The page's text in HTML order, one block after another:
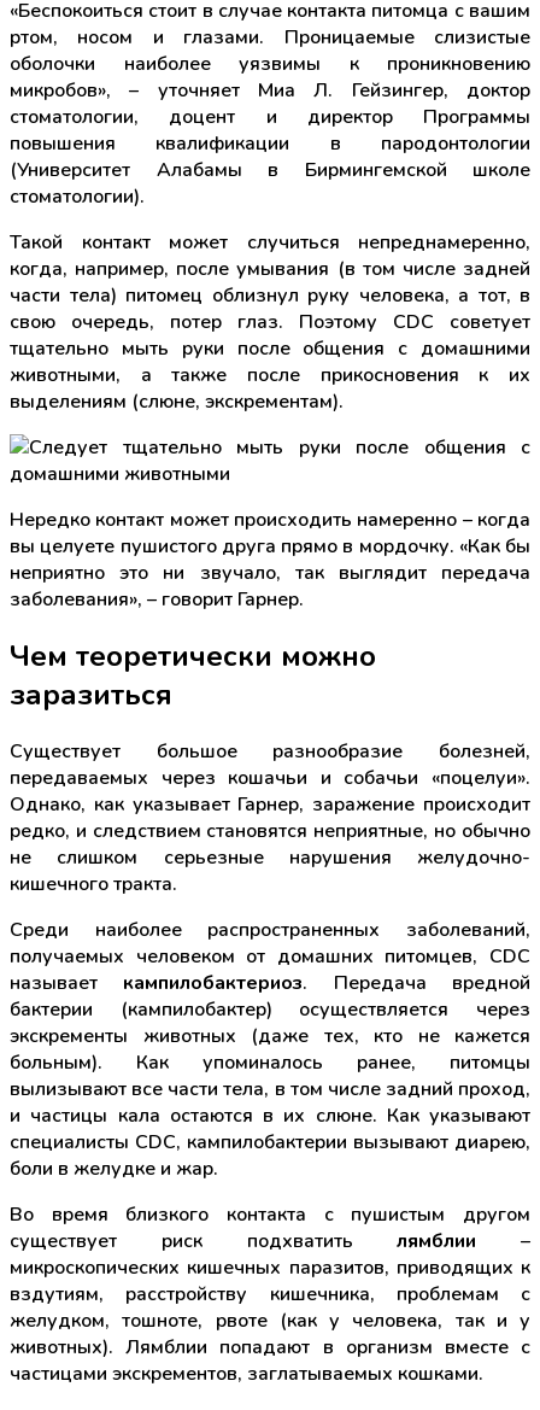
«Беспокоиться стоит в случае контакта питомца с вашим
ртом, носом и глазами. Проницаемые слизистые
оболочки наиболее уязвимы к проникновению
микробов», – уточняет Миа Л. Гейзингер, доктор
стоматологии, доцент и директор Программы
повышения квалификации в пародонтологии
(Университет Алабамы в Бирмингемской школе
стоматологии).
Такой контакт может случиться непреднамеренно,
когда, например, после умывания (в том числе задней
части тела) питомец облизнул руку человека, а тот, в
свою очередь, потер глаз. Поэтому CDC советует
тщательно мыть руки после общения с домашними
животными, а также после прикосновения к их
выделениям (слюне, экскрементам).
Нередко контакт может происходить намеренно – когда
вы целуете пушистого друга прямо в мордочку. «Как бы
неприятно это ни звучало, так выглядит передача
заболевания», – говорит Гарнер.
Чем теоретически можно
заразиться
Существует большое разнообразие болезней,
передаваемых через кошачьи и собачьи «поцелуи».
Однако, как указывает Гарнер, заражение происходит
редко, и следствием становятся неприятные, но обычно
не слишком серьезные нарушения желудочно-
кишечного тракта.
Среди наиболее распространенных заболеваний,
получаемых человеком от домашних питомцев, CDC
называет кампилобактериоз. Передача вредной
бактерии (кампилобактер) осуществляется через
экскременты животных (даже тех, кто не кажется
больным). Как упоминалось ранее, питомцы
вылизывают все части тела, в том числе задний проход,
и частицы кала остаются в их слюне. Как указывают
специалисты CDC, кампилобактерии вызывают диарею,
боли в желудке и жар.
Во время близкого контакта с пушистым другом
существует риск подхватитьлямблии –
микроскопических кишечных паразитов, приводящих к
вздутиям, расстройству кишечника, проблемам с
желудком, тошноте, рвоте (как у человека, так и у
животных). Лямблии попадают в организм вместе с
частицами экскрементов, заглатываемых кошками.